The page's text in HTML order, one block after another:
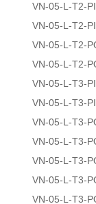
VN-05-L-T2-
VN-05-L-T2-
VN-05-L-T2-
VN-05-L-T2-
VN-05-L-T3-
VN-05-L-T3-
VN-05-L-T3-
VN-05-L-T3-
VN-05-L-T3-
VN-05-L-T3-
VN-05-L-T3-